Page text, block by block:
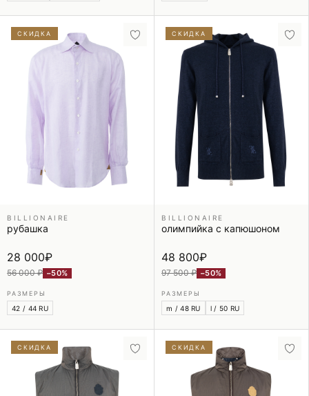
СКИДКА
BILLIONAIRE
рубашка
28 000₽
56 000 ₽ −50%
РАЗМЕРЫ
42 / 44 RU
СКИДКА
BILLIONAIRE
олимпийка с капюшоном
48 800₽
97 500 ₽ −50%
РАЗМЕРЫ
m / 48 RU l / 50 RU
СКИДКА СКИДКА